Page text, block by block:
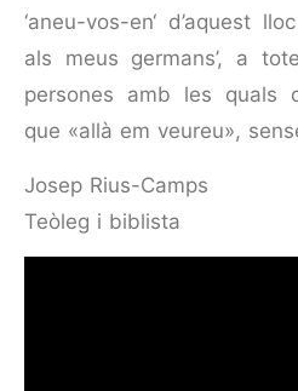
‘aneu-vos-en‘ d’aquest
als meus germans’, a
persones amb les quals
que «allà em veureu»,
Josep Rius-Camps
Teòleg i biblista